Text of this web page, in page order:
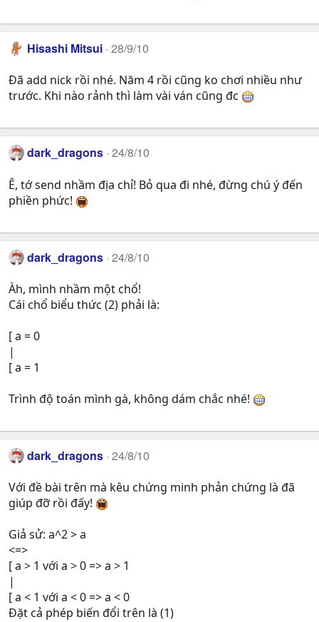
Hisashi Mitsui 28/9/10
Đã add nick rồi nhé. Năm 4 rồi cũng ko chơi nhiều như
trước. Khi nào rảnh thì làm vài ván cũng đc
dark_dragons 24/8/10
Ê, tớ send nhầm địa chỉ! Bỏ qua đi nhé, đừng chú ý đến
phiền phức!
dark_dragons 24/8/10
Àh, mình nhầm một chổ!
Cái chổ biểu thức (2) phải là:
[ a = 0
|
[ a = 1
Trình độ toán mình gà, không dám chắc nhé!
dark_dragons 24/8/10
Với đề bài trên mà kêu chứng minh phản chứng là đã
giúp đỡ rồi đấy!
Giả sử: a^2 > a
<=>
[ a > 1 với a > 0 => a > 1
|
[ a < 1 với a < 0 => a < 0
Đặt cả phép biến đổi trên là (1)